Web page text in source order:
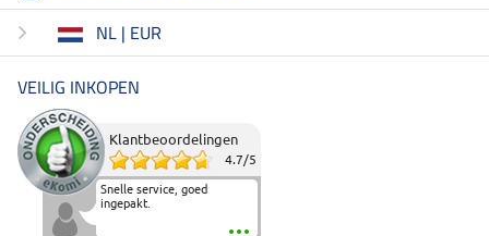
NL | EUR
VEILIG INKOPEN
Klantbeoordelingen
4.7/5
Snelle service, goed
ingepakt.